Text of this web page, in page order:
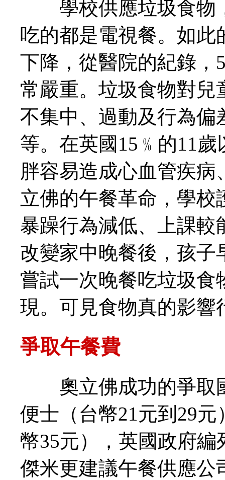
學校供應垃圾食物
吃的都是電視餐。如此
下降，從醫院的紀錄，
常嚴重。垃圾食物對兒
不集中、過動及行為偏
等。在英國15﹪的11
胖容易造成心血管疾
立佛的午餐革命，學
暴躁行為減低、上課較
改變家中晚餐後，孩子
嘗試一次晚餐吃垃圾食
現。可見食物真的
爭取午餐費
奧立佛成功的爭取
便士（台幣21元到29
幣35元），英國政府
傑米更建議午餐供應公